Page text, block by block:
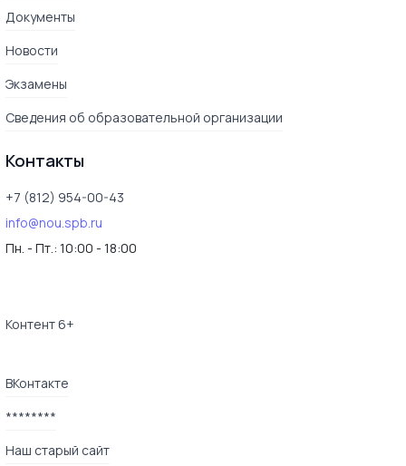
Документы
Новости
Экзамены
Сведения об образовательной организации
Контакты
+7 (812) 954-00-43
info@nou.spb.ru
Пн. - Пт.: 10:00 - 18:00
Контент 6+
ВКонтакте
********
Наш старый сайт